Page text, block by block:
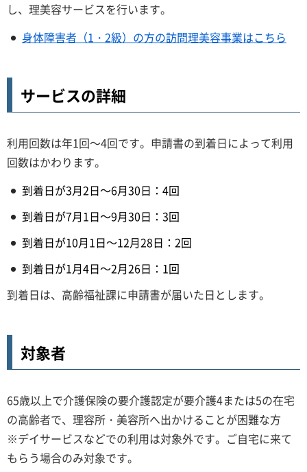
し、理美容サービスを行います。
身体障害者（1・2級）の方の訪問理美容事業はこちら
サービスの詳細
利用回数は年1回～4回です。申請書の到着日によって利用
回数はかわります。
到着日が3月2日～6月30日：4回
到着日が7月1日～9月30日：3回
到着日が10月1日～12月28日：2回
到着日が1月4日～2月26日：1回
到着日は、高齢福祉課に申請書が届いた日とします。
対象者
65歳以上で介護保険の要介護認定が要介護4または5の在宅
の高齢者で、理容所・美容所へ出かけることが困難な方
※デイサービスなどでの利用は対象外です。ご自宅に来て
もらう場合のみ対象です。